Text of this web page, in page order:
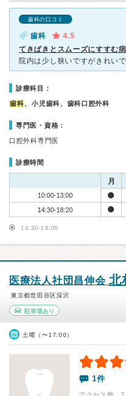
歯科の口コミ
歯科
4.5
てきぱきとスムーズにすすむ
診療科目：
歯科、小児歯科、歯科口腔外科
専門医・資格：
口腔外科専門医
診療時間
月
10:00-13:00
14:30-18:20
14:30-18:00
医療法人社団昌伸会 北
東京都世田谷区深沢
駐車場あり
土曜（〜17:00）
1件